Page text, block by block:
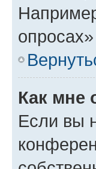
опросах»
Как мне
Если вы